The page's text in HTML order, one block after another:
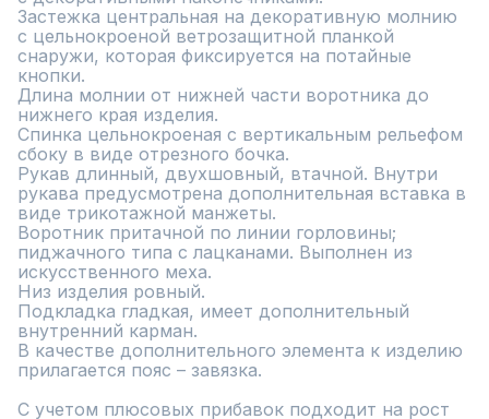
Застежка центральная на декоративную молнию
с цельнокроеной ветрозащитной планкой
снаружи, которая фиксируется на потайные
кнопки.
Длина молнии от нижней части воротника до
нижнего края изделия.
Спинка цельнокроеная с вертикальным рельефом
сбоку в виде отрезного бочка.
Рукав длинный, двухшовный, втачной. Внутри
рукава предусмотрена дополнительная вставка в
виде трикотажной манжеты.
Воротник притачной по линии горловины;
пиджачного типа с лацканами. Выполнен из
искусственного меха.
Низ изделия ровный.
Подкладка гладкая, имеет дополнительный
внутренний карман.
В качестве дополнительного элемента к изделию
прилагается пояс – завязка.
С учетом плюсовых прибавок подходит на рост